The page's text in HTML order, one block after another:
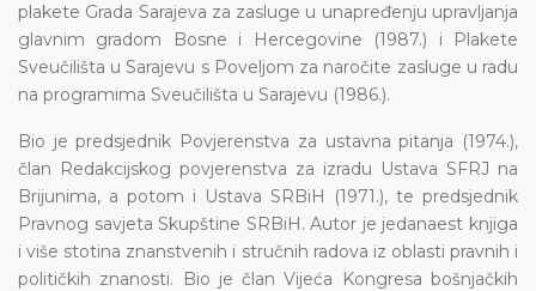
plakete Grada Sarajeva za zasluge u unapređenju upravljanja
glavnim gradom Bosne i Hercegovine (1987.) i Plakete
Sveučilišta u Sarajevu s Poveljom za naročite zasluge u radu
na programima Sveučilišta u Sarajevu (1986.).
Bio je predsjednik Povjerenstva za ustavna pitanja (1974.),
član Redakcijskog povjerenstva za izradu Ustava SFRJ na
Brijunima, a potom i Ustava SRBiH (1971.), te predsjednik
Pravnog savjeta Skupštine SRBiH. Autor je jedanaest knjiga
i više stotina znanstvenih i stručnih radova iz oblasti pravnih i
političkih znanosti. Bio je član Vijeća Kongresa bošnjačkih